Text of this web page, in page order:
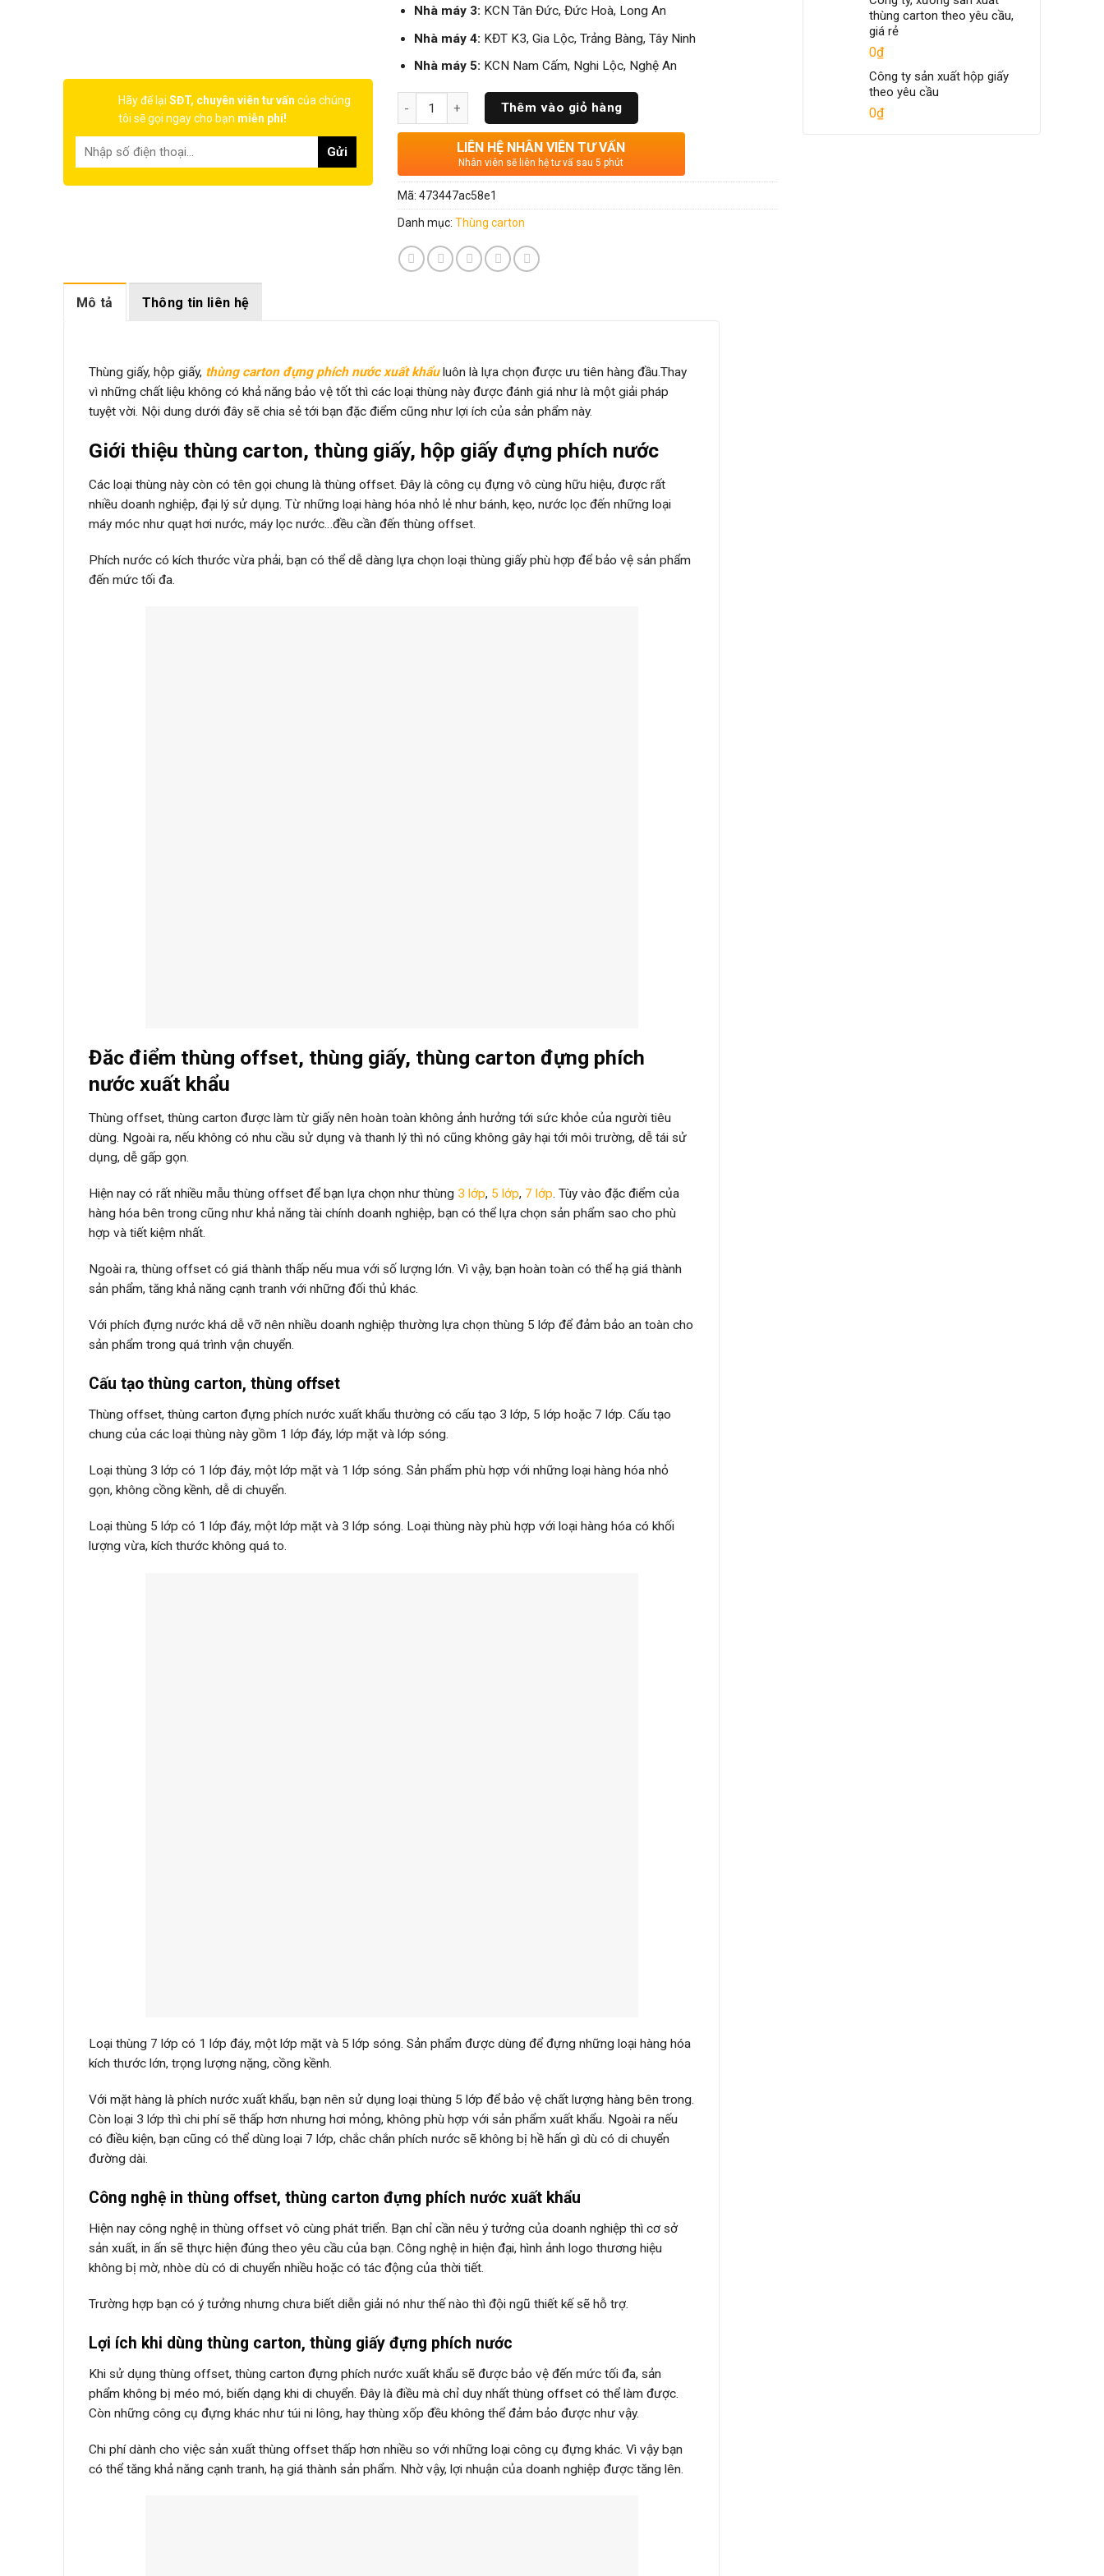
Hãy để lại SĐT, chuyên viên tư vấn của chúng
tôi sẽ gọi ngay cho bạn miễn phí!
Nhà máy 3: KCN Tân Đức, Đức Hoà, Long An
Nhà máy 4: KĐT K3, Gia Lộc, Trảng Bàng, Tây Ninh
Nhà máy 5: KCN Nam Cấm, Nghi Lộc, Nghệ An
Thêm vào giỏ hàng
LIÊN HỆ NHÂN VIÊN TƯ VẤN
Nhân viên sẽ liên hệ tư vấ sau 5 phút
Mã: 473447ac58e1
Danh mục: Thùng carton
thùng carton theo yêu cầu,
giá rẻ
0₫
Công ty sản xuất hộp giấy
theo yêu cầu
0₫
Mô tả Thông tin liên hệ
Thùng giấy, hộp giấy, thùng carton đựng phích nước xuất khẩu luôn là lựa chọn được ưu tiên hàng đầu.Thay
vì những chất liệu không có khả năng bảo vệ tốt thì các loại thùng này được đánh giá như là một giải pháp
tuyệt vời. Nội dung dưới đây sẽ chia sẻ tới bạn đặc điểm cũng như lợi ích của sản phẩm này.
Giới thiệu thùng carton, thùng giấy, hộp giấy đựng phích nước
Các loại thùng này còn có tên gọi chung là thùng offset. Đây là công cụ đựng vô cùng hữu hiệu, được rất
nhiều doanh nghiệp, đại lý sử dụng. Từ những loại hàng hóa nhỏ lẻ như bánh, kẹo, nước lọc đến những loại
máy móc như quạt hơi nước, máy lọc nước…đều cần đến thùng offset.
Phích nước có kích thước vừa phải, bạn có thể dễ dàng lựa chọn loại thùng giấy phù hợp để bảo vệ sản phẩm
đến mức tối đa.
Đăc điểm thùng offset, thùng giấy, thùng carton đựng phích
nước xuất khẩu
Thùng offset, thùng carton được làm từ giấy nên hoàn toàn không ảnh hưởng tới sức khỏe của người tiêu
dùng. Ngoài ra, nếu không có nhu cầu sử dụng và thanh lý thì nó cũng không gây hại tới môi trường, dễ tái sử
dụng, dễ gấp gọn.
Hiện nay có rất nhiều mẫu thùng offset để bạn lựa chọn như thùng 3 lớp, 5 lớp, 7 lớp. Tùy vào đặc điểm của
hàng hóa bên trong cũng như khả năng tài chính doanh nghiệp, bạn có thể lựa chọn sản phẩm sao cho phù
hợp và tiết kiệm nhất.
Ngoài ra, thùng offset có giá thành thấp nếu mua với số lượng lớn. Vì vậy, bạn hoàn toàn có thể hạ giá thành
sản phẩm, tăng khả năng cạnh tranh với những đối thủ khác.
Với phích đựng nước khá dễ vỡ nên nhiều doanh nghiệp thường lựa chọn thùng 5 lớp để đảm bảo an toàn cho
sản phẩm trong quá trình vận chuyển.
Cấu tạo thùng carton, thùng offset
Thùng offset, thùng carton đựng phích nước xuất khẩu thường có cấu tạo 3 lớp, 5 lớp hoặc 7 lớp. Cấu tạo
chung của các loại thùng này gồm 1 lớp đáy, lớp mặt và lớp sóng.
Loại thùng 3 lớp có 1 lớp đáy, một lớp mặt và 1 lớp sóng. Sản phẩm phù hợp với những loại hàng hóa nhỏ
gọn, không cồng kềnh, dễ di chuyển.
Loại thùng 5 lớp có 1 lớp đáy, một lớp mặt và 3 lớp sóng. Loại thùng này phù hợp với loại hàng hóa có khối
lượng vừa, kích thước không quá to.
Loại thùng 7 lớp có 1 lớp đáy, một lớp mặt và 5 lớp sóng. Sản phẩm được dùng để đựng những loại hàng hóa
kích thước lớn, trọng lượng nặng, cồng kềnh.
Với mặt hàng là phích nước xuất khẩu, bạn nên sử dụng loại thùng 5 lớp để bảo vệ chất lượng hàng bên trong.
Còn loại 3 lớp thì chi phí sẽ thấp hơn nhưng hơi mỏng, không phù hợp với sản phẩm xuất khẩu. Ngoài ra nếu
có điều kiện, bạn cũng có thể dùng loại 7 lớp, chắc chắn phích nước sẽ không bị hề hấn gì dù có di chuyển
đường dài.
Công nghệ in thùng offset, thùng carton đựng phích nước xuất khẩu
Hiện nay công nghệ in thùng offset vô cùng phát triển. Bạn chỉ cần nêu ý tưởng của doanh nghiệp thì cơ sở
sản xuất, in ấn sẽ thực hiện đúng theo yêu cầu của bạn. Công nghệ in hiện đại, hình ảnh logo thương hiệu
không bị mờ, nhòe dù có di chuyển nhiều hoặc có tác động của thời tiết.
Trường hợp bạn có ý tưởng nhưng chưa biết diễn giải nó như thế nào thì đội ngũ thiết kế sẽ hỗ trợ.
Lợi ích khi dùng thùng carton, thùng giấy đựng phích nước
Khi sử dụng thùng offset, thùng carton đựng phích nước xuất khẩu sẽ được bảo vệ đến mức tối đa, sản
phẩm không bị méo mó, biến dạng khi di chuyển. Đây là điều mà chỉ duy nhất thùng offset có thể làm được.
Còn những công cụ đựng khác như túi ni lông, hay thùng xốp đều không thể đảm bảo được như vậy.
Chi phí dành cho việc sản xuất thùng offset thấp hơn nhiều so với những loại công cụ đựng khác. Vì vậy bạn
có thể tăng khả năng cạnh tranh, hạ giá thành sản phẩm. Nhờ vậy, lợi nhuận của doanh nghiệp được tăng lên.